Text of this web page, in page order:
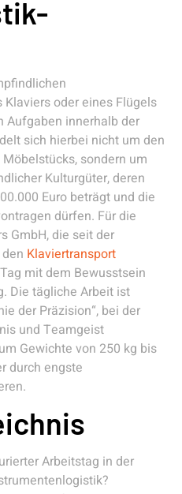
oder eines Flügels
Aufgaben innerhalb der
sich hierbei nicht um den
sondern um
Kulturgüter, deren
Euro beträgt und die
dürfen. Für die
GmbH, die seit der
Klaviertransport
mit dem Bewusstsein
Die tägliche Arbeit ist
der Präzision“, bei der
und Teamgeist
Gewichte von 250 kg bis
durch engste
Arbeitstag in der